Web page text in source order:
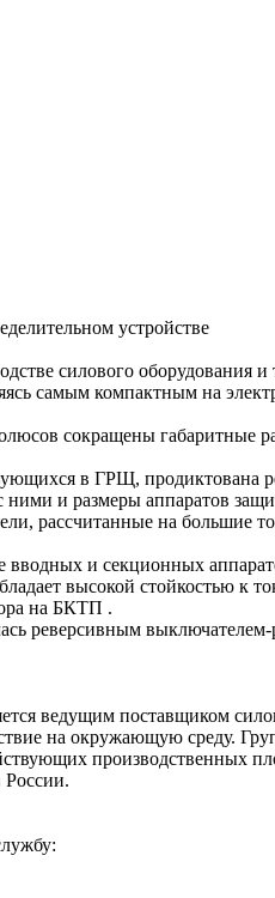
устройстве
силового оборудования и
самым компактным на
сокращены
в ГРЩ,
ними и размеры аппаратов
рассчитанные на большие
вводных и секционных
высокой стойкостью к
на БКТП .
реверсивным
ведущим поставщиком
на окружающую среду.
производственных
России.